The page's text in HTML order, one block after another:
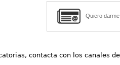
Quiero
contacta con los canales